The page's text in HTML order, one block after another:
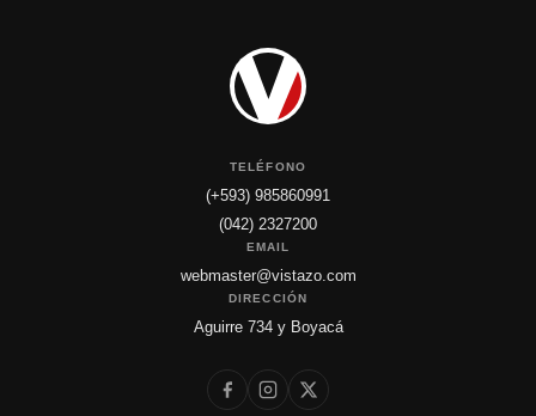
TELÉFONO
(+593) 985860991
(042) 2327200
EMAIL
webmaster@vistazo.com
DIRECCIÓN
Aguirre 734 y Boyacá